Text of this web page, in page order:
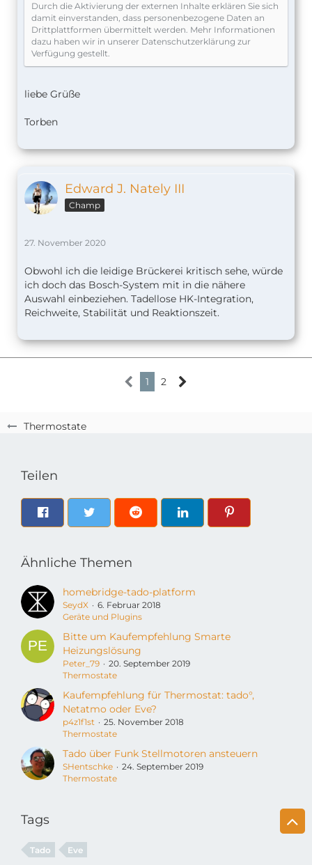
Thermostate
Durch die Aktivierung der externen Inhalte erklären Sie sich
damit einverstanden, dass personenbezogene Daten an
Drittplattformen übermittelt werden. Mehr Informationen
dazu haben wir in unserer Datenschutzerklärung zur
Verfügung gestellt.
liebe Grüße
Torben
Edward J. Nately III
Champ
27. November 2020
Obwohl ich die leidige Brückerei kritisch sehe, würde
ich doch das Bosch-System mit in die nähere
Auswahl einbeziehen. Tadellose HK-Integration,
Reichweite, Stabilität und Reaktionszeit.
1 2
Teilen
Ähnliche Themen
homebridge-tado-platform
SeydX
6. Februar 2018
Geräte und Plugins
Bitte um Kaufempfehlung Smarte
Heizungslösung
Peter_79
20. September 2019
Thermostate
Kaufempfehlung für Thermostat: tado°,
Netatmo oder Eve?
p4z1f1st
25. November 2018
Thermostate
Tado über Funk Stellmotoren ansteuern
SHentschke
24. September 2019
Thermostate
Tags
Tado Eve